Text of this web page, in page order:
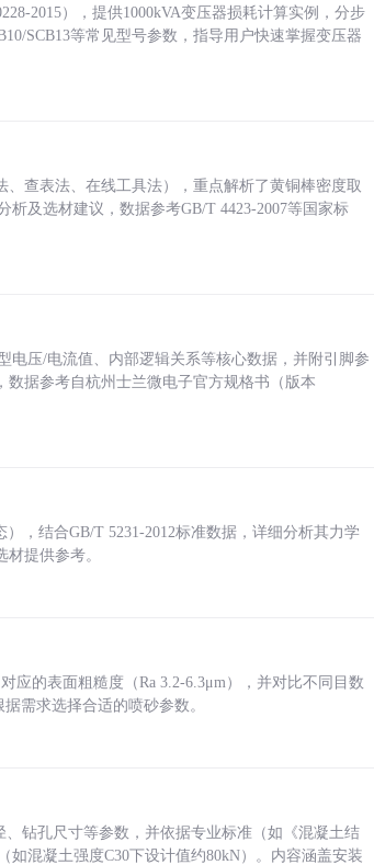
2015），提供1000kVA变压器损耗计算实例，分步
SCB13等常见型号参数，指导用户快速掌握变压器
查表法、在线工具法），重点解析了黄铜棒密度取
析及选材建议，数据参考GB/T 4423-2007等国家标
电压/电流值、内部逻辑关系等核心数据，并附引脚参
据参考自杭州士兰微电子官方规格书（版本
，结合GB/T 5231-2012标准数据，详细分析其力学
提供参考。
应的表面粗糙度（Ra 3.2-6.3μm），并对比不同目数
需求选择合适的喷砂参数。
钻孔尺寸等参数，并依据专业标准（如《混凝土结
如混凝土强度C30下设计值约80kN）。内容涵盖安装